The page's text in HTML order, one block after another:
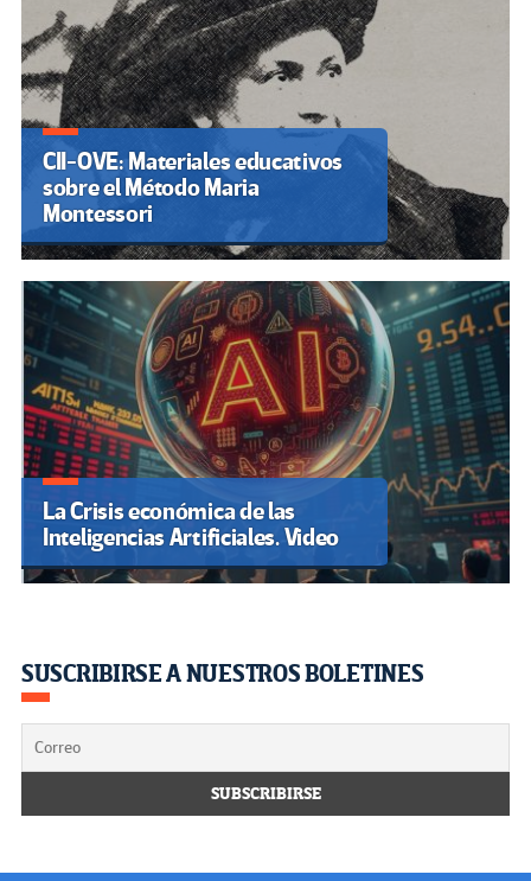
CII-OVE: Materiales educativos
sobre el Método Maria
Montessori
La Crisis económica de las
Inteligencias Artificiales. Video
SUSCRIBIRSE A NUESTROS BOLETINES